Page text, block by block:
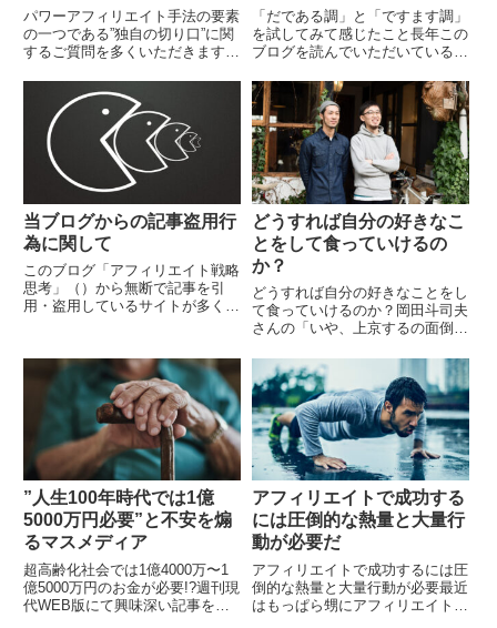
パワーアフィリエイト手法の要素
の一つである”独自の切り口”に関
するご質問を多くいただきます。
法をまとめたオリジナル特典にお
いて、独自の切り口に関する解説
を補足したのですが...
「だである調」と「ですます調」
を試してみて感じたこと長年この
ブログを読んでいただいている方
が、私は文体をよく変えていま
す。ブログスタート当初は「です
ます調」で執筆していまし...
当ブログからの記事盗用行
為に関して
このブログ「アフィリエイト戦略
思考」（）から無断で記事を引
用・盗用しているサイトが多く見
も以下の文言をブログ内に記載し
ておきます。アフィリエ...
どうすれば自分の好きなこ
とをして食っていけるの
か？
どうすれば自分の好きなことをし
て食っていけるのか？岡田斗司夫
さんの「いや、上京するの面倒く
らくのススメ」を読みました。
いや、上京するの面倒くさいし地
元の方が楽だよね:...
”人生100年時代では1億
5000万円必要”と不安を煽
るマスメディア
超高齢化社会では1億4000万〜1
億5000万円のお金が必要!?週刊現
代WEB版にて興味深い記事を読
アフィリエイトで成功する
には圧倒的な熱量と大量行
動が必要だ
アフィリエイトで成功するには圧
倒的な熱量と大量行動が必要最近
はもっぱら甥にアフィリエイトを